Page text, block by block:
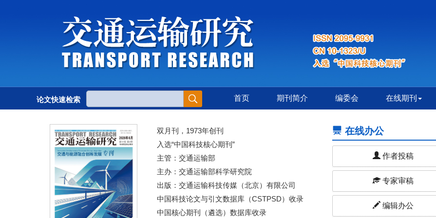
论文快速检索 首页 期刊简介 编委会 在线期刊
双月刊，1973年创刊
入选“中国科技核心期刊”
主管：交通运输部
主办：交通运输部科学研究院
出版：交通运输科技传媒（北京）有限公司
中国科技论文与引文数据库（CSTPSD）收录
中国核心期刊（遴选）数据库收录
在线办公
作者投稿
专家审稿
编辑办公